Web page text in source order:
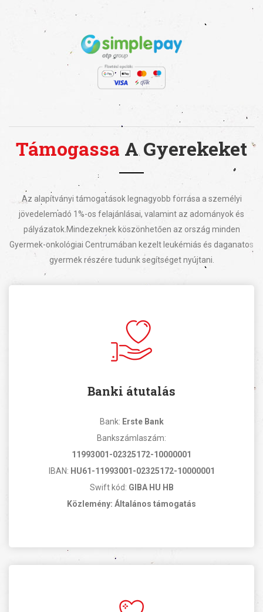
Támogassa A Gyerekeket
Az alapítványi támogatások legnagyobb forrása a személyi
jövedelemadó 1%-os felajánlásai, valamint az adományok és
pályázatok.Mindezeknek köszönhetően az ország minden
Gyermek-onkológiai Centrumában kezelt leukémiás és daganatos
gyermek részére tudunk segítséget nyújtani.
Banki átutalás
Bank: Erste Bank
Bankszámlaszám:
11993001-02325172-10000001
IBAN: HU61-11993001-02325172-10000001
Swift kód: GIBA HU HB
Közlemény: Általános támogatás